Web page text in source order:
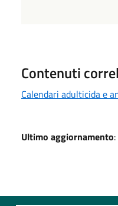
Contenuti
Calendari adulticida e
Ultimo aggiornamento